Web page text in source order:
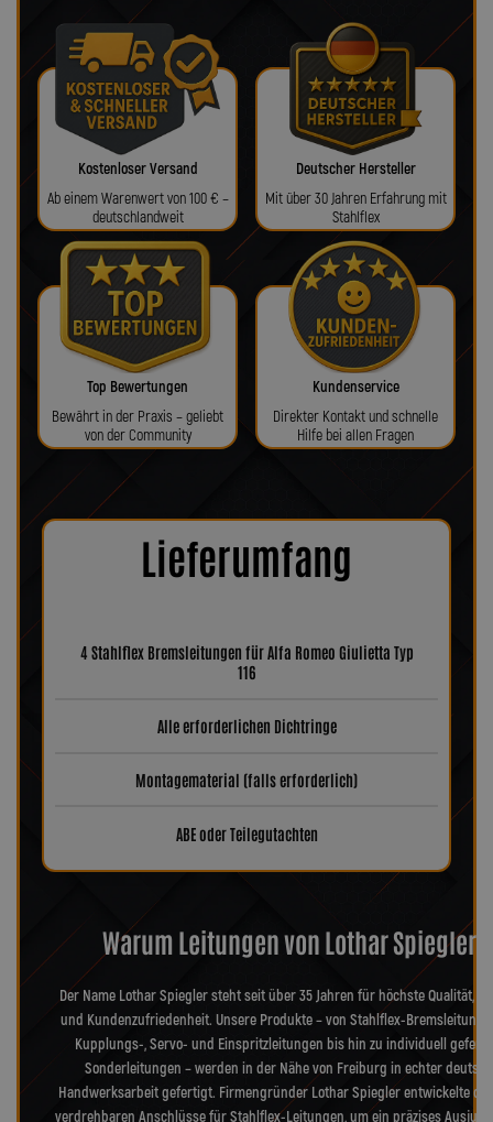
Kostenloser Versand
Ab einem Warenwert von 100 € –
deutschlandweit
Deutscher Hersteller
Mit über 30 Jahren Erfahrung mit
Stahlflex
Top Bewertungen
Bewährt in der Praxis – geliebt
von der Community
Kundenservice
Direkter Kontakt und schnelle
Hilfe bei allen Fragen
Lieferumfang
4 Stahlflex Bremsleitungen für Alfa Romeo Giulietta Typ
116
Alle erforderlichen Dichtringe
Montagematerial (falls erforderlich)
ABE oder Teilegutachten
Warum Leitungen von Lothar Spiegler?
Der Name Lothar Spiegler steht seit über 35 Jahren für höchste Qualität,
und Kundenzufriedenheit. Unsere Produkte – von Stahlflex-
Kupplungs-, Servo- und Einspritzleitungen bis hin zu individuell
Sonderleitungen – werden in der Nähe von Freiburg in echter
Handwerksarbeit gefertigt. Firmengründer Lothar Spiegler entwickelte
verdrehbaren Anschlüsse für Stahlflex-Leitungen, um ein präzises